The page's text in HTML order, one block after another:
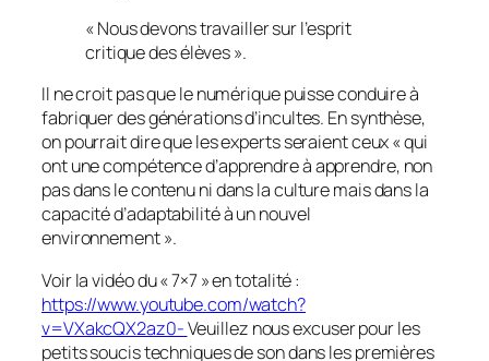
« Nous devons travailler sur l’esprit
critique des élèves ».
Il ne croit pas que le numérique puisse conduire à
fabriquer des générations d’incultes. En synthèse,
on pourrait dire que les experts seraient ceux «qui
ont une compétence d’apprendre à apprendre, non
pas dans le contenu ni dans la culture mais dans la
capacité d’adaptabilité à un nouvel
environnement».
Voir la vidéo du « 7×7 » en totalité :
https://www.youtube.com/watch?
v=VXakcQX2az0-Veuillez nous excuser pour les
petits soucis techniques de son dans les premières